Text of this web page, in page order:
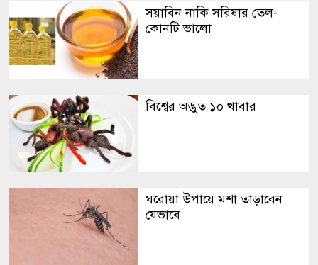
সয়াবিন নাকি সরিষার তেল-
কোনটি ভালো
বিশ্বের অদ্ভুত ১০ খাবার
ঘরোয়া উপায়ে মশা তাড়াবেন
যেভাবে